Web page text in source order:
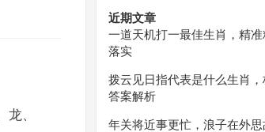
、
近期文章
一道天机打一最佳生肖，精
落实
拨云见日指代表是什么生肖
答案解析
年关将近事更忙，浪子在外